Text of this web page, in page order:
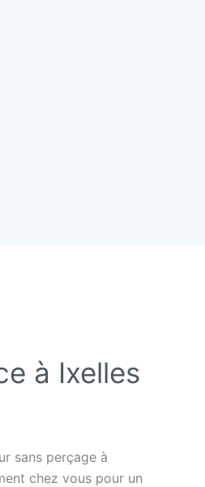
à Ixelles
sans perçage à
chez vous pour un